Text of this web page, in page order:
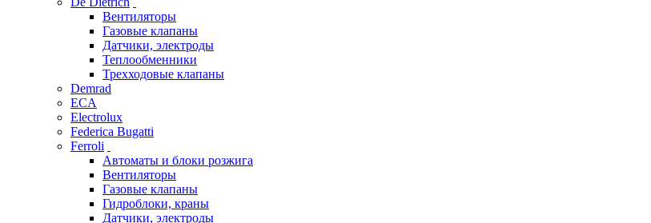
Вентиляторы
Газовые клапаны
Датчики, электроды
Теплообменники
Трехходовые клапаны
Demrad
ECA
Electrolux
Federica Bugatti
Ferroli
Автоматы и блоки розжига
Вентиляторы
Газовые клапаны
Гидроблоки, краны
Датчики, электроды